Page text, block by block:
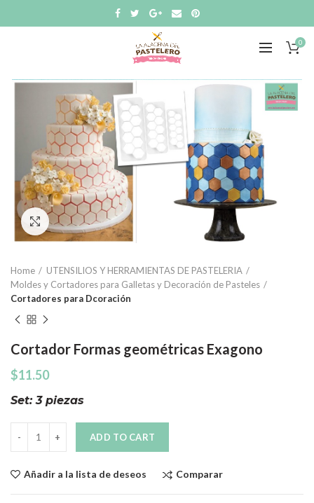
0
Click to enlarge
Home
UTENSILIOS Y HERRAMIENTAS DE PASTELERIA
Moldes y Cortadores para Galletas y Decoración de Pasteles
Cortadores para Dcoración
Cortador Formas geométricas Exagono
$11.50
Set: 3 piezas
ADD TO CART
Añadir a la lista de deseos Comparar